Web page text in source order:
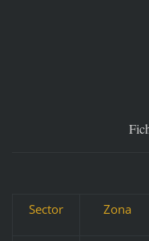
Sector Zona